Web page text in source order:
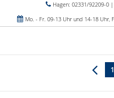
Hagen: 02331/92209-0
Mo. - Fr. 09-13 Uhr und 14-18 Uhr,
1